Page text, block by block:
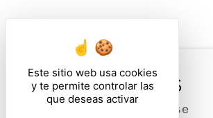
AIGUES-MORTES
La Camarga Gardoise
Este sitio web usa cookies
y te permite controlar las
que deseas activar